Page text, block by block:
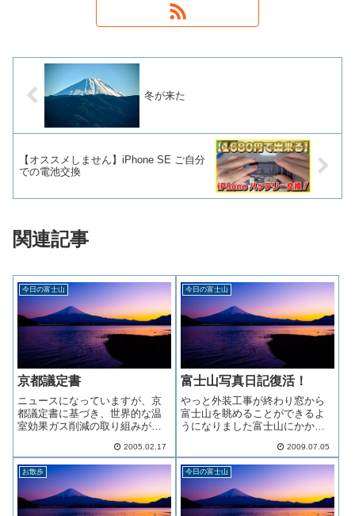
冬が来た
【オススメしません】iPhone SE ご自分
での電池交換
関連記事
今日の富士山
京都議定書
ニュースになっていますが、京
都議定書に基づき、世界的な温
室効果ガス削減の取り組みが昨
ては、１９９０年の排出量の
６％減を０８～１２年の間にし
なければならないのですが、現
状０９年対比８％増ですので、
１４％削減の必要が...
2005.02.17
今日の富士山
富士山写真日記復活！
やっと外装工事が終わり窓から
富士山を眺めることができるよ
うになりました富士山にかかわ
苦しく思う人だなと再認識気持
ちよく仕事ができそうです梅雨
空で今日もこんな感じですどれ
くらいの人が山頂を目指してい
るのでしょう？隣...
2009.07.05
お散歩 今日の富士山